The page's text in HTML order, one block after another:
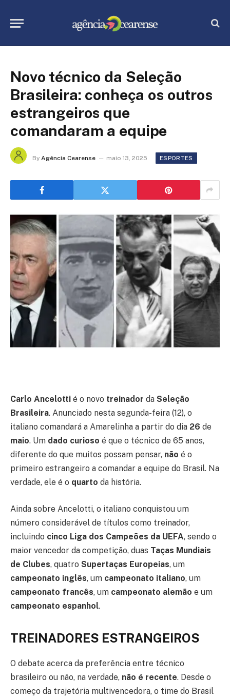
Novo técnico da Seleção
Brasileira: conheça os outros
estrangeiros que
comandaram a equipe
By Agência Cearense maio 13, 2025 ESPORTES
Carlo Ancelotti é o novo treinador da Seleção
Brasileira. Anunciado nesta segunda-feira (12), o
italiano comandará a Amarelinha a partir do dia 26 de
maio. Um dado curioso é que o técnico de 65 anos,
diferente do que muitos possam pensar, não é o
primeiro estrangeiro a comandar a equipe do Brasil. Na
verdade, ele é o quarto da história.
Ainda sobre Ancelotti, o italiano conquistou um
número considerável de títulos como treinador,
incluindo cinco Liga dos Campeões da UEFA, sendo o
maior vencedor da competição, duas Taças Mundiais
de Clubes, quatro Supertaças Europeias, um
campeonato inglês, um campeonato italiano, um
campeonato francês, um campeonato alemão e um
campeonato espanhol.
TREINADORES ESTRANGEIROS
O debate acerca da preferência entre técnico
brasileiro ou não, na verdade, não é recente. Desde o
começo da trajetória multivencedora, o time do Brasil